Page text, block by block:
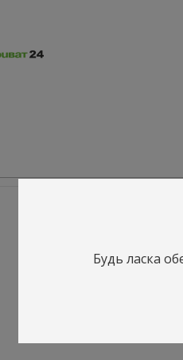
Будь ласка